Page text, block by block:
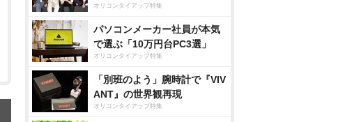
オリコンタイアップ特集
パソコンメーカー社員が本気
で選ぶ「10万円台PC3選」
オリコンタイアップ特集
「別班のよう」腕時計で『VIV
ANT』の世界観再現
オリコンタイアップ特集